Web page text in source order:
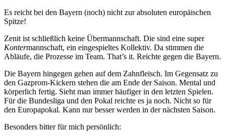
Es reicht bei den Bayern (noch) nicht zur absoluten europäischen
Spitze!
Zenit ist schließlich keine Übermannschaft. Die sind eine super
Kontermannschaft, ein eingespieltes Kollektiv. Da stimmen die
Abläufe, die Prozesse im Team. That’s it. Reichte gegen die Bayern.
Die Bayern hingegen gehen auf dem Zahnfleisch. Im Gegensatz zu
den Gazprom-Kickern stehen die am Ende der Saison. Mental und
körperlich fertig. Sieht man immer häufiger in den letzten Spielen.
Für die Bundesliga und den Pokal reichte es ja noch. Nicht so für
den Europapokal. Kann nur besser werden in der nächsten Saison.
Besonders bitter für mich persönlich: